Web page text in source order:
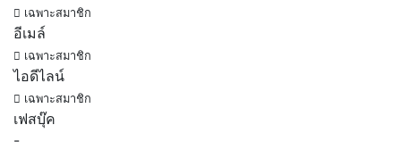
เฉพาะสมาชิก
อีเมล์
เฉพาะสมาชิก
ไอดีไลน์
เฉพาะสมาชิก
เฟสบุ๊ค
-